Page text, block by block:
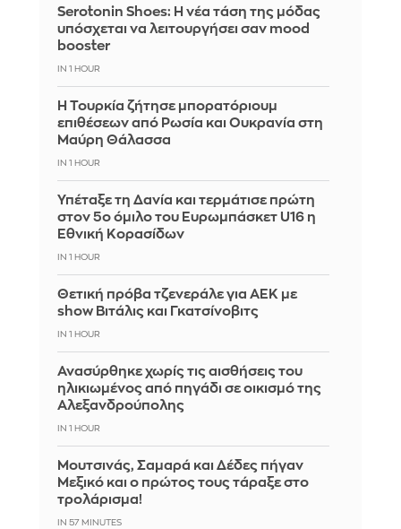
Serotonin Shoes: Η νέα τάση της μόδας
υπόσχεται να λειτουργήσει σαν mood
booster
IN 1 HOUR
Η Τουρκία ζήτησε μπορατόριουμ
επιθέσεων από Ρωσία και Ουκρανία στη
Μαύρη Θάλασσα
IN 1 HOUR
Υπέταξε τη Δανία και τερμάτισε πρώτη
στον 5ο όμιλο του Ευρωμπάσκετ U16 η
Εθνική Κορασίδων
IN 1 HOUR
Θετική πρόβα τζενεράλε για ΑΕΚ με
show Βιτάλις και Γκατσίνοβιτς
IN 1 HOUR
Ανασύρθηκε χωρίς τις αισθήσεις του
ηλικιωμένος από πηγάδι σε οικισμό της
Αλεξανδρούπολης
IN 1 HOUR
Μουτσινάς, Σαμαρά και Δέδες πήγαν
Μεξικό και ο πρώτος τους τάραξε στο
τρολάρισμα!
IN 57 MINUTES